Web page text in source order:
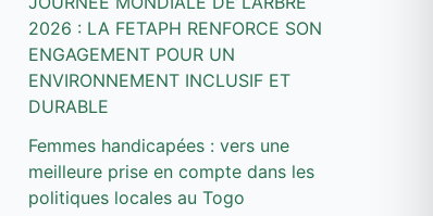
e
r
c
h
e
r
2026 : LA FETAPH RENFORCE SON
ENGAGEMENT POUR UN
ENVIRONNEMENT INCLUSIF ET
DURABLE
Femmes handicapées : vers une
meilleure prise en compte dans les
politiques locales au Togo